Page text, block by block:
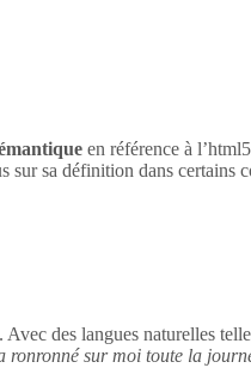
en référence à
sa définition dans
Avec des langues naturelles
ronronné sur moi toute la